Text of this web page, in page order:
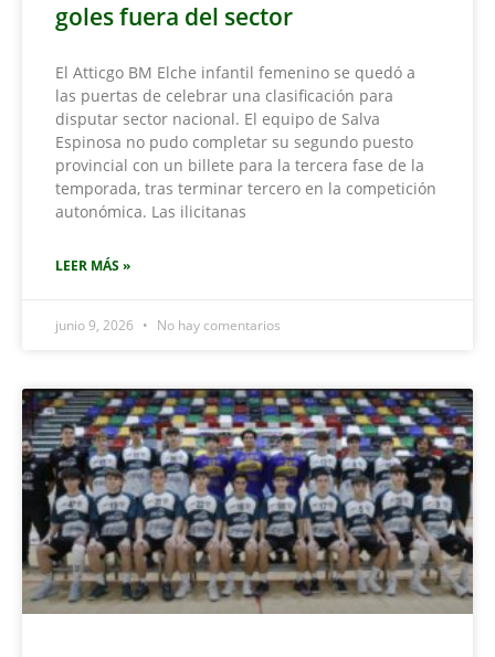
goles fuera del sector
El Atticgo BM Elche infantil femenino se quedó a
las puertas de celebrar una clasificación para
disputar sector nacional. El equipo de Salva
Espinosa no pudo completar su segundo puesto
provincial con un billete para la tercera fase de la
temporada, tras terminar tercero en la competición
autonómica. Las ilicitanas
LEER MÁS »
junio 9, 2026 No hay comentarios